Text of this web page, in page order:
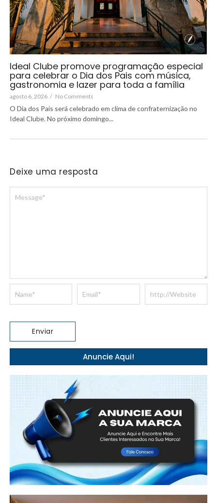
Ideal Clube promove programação especial
para celebrar o Dia dos Pais com música,
gastronomia e lazer para toda a família
agosto 6, 2026 / No Comments
O Dia dos Pais será celebrado em clima de confraternização no
Ideal Clube. No próximo domingo...
Deixe uma resposta
Anuncie Aqui!